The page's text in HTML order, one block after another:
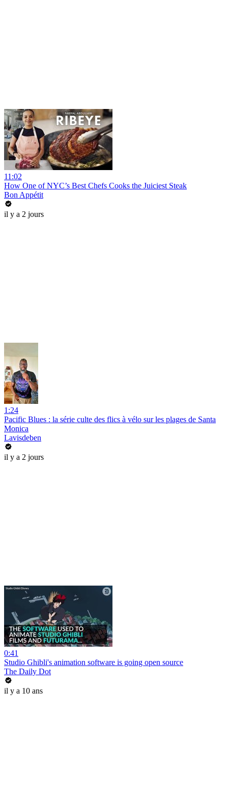
11:02
How One of NYC’s Best Chefs Cooks the Juiciest Steak
Bon Appétit
il y a 2 jours
1:24
Pacific Blues : la série culte des flics à vélo sur les plages de Santa
Monica
Lavisdeben
il y a 2 jours
0:41
Studio Ghibli's animation software is going open source
The Daily Dot
il y a 10 ans